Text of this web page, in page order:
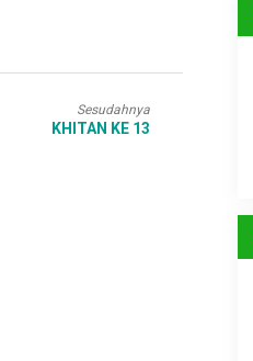
Sesudahnya
KHITAN KE 13